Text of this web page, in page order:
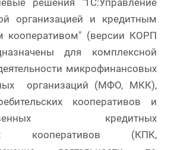
"1С:Управление
организацией и кредитным
кооперативом" (версии КОРП
для комплексной
микрофинансовых
организаций (МФО, МКК),
кооперативов и
кредитных
кооперативов (КПК,